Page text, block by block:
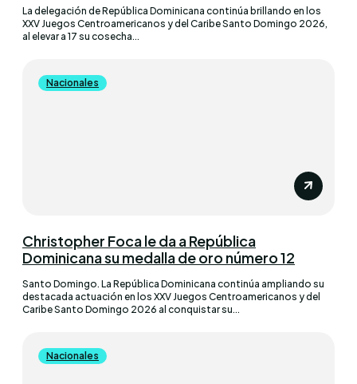
La delegación de República Dominicana continúa brillando en los
XXV Juegos Centroamericanos y del Caribe Santo Domingo 2026,
al elevar a 17 su cosecha...
Nacionales
Christopher Foca le da a República
Dominicana su medalla de oro número 12
Santo Domingo. La República Dominicana continúa ampliando su
destacada actuación en los XXV Juegos Centroamericanos y del
Caribe Santo Domingo 2026 al conquistar su...
Nacionales